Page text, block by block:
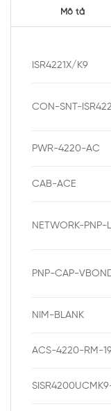
Mô tả
ISR4221X/K9
CON-SNT-
PWR-4220-AC
CAB-ACE
NETWORK-PNP-
PNP-CAP-
NIM-BLANK
ACS-4220-RM-19